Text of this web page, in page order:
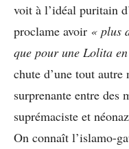
voit à l’idéal puritain
proclame avoir « plus
que pour une Lolita
chute d’une tout autre
surprenante entre des
suprémaciste et
On connaît l’islamo-